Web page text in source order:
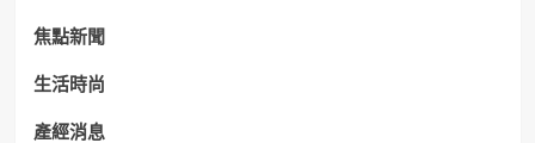
焦點新聞
生活時尚
產經消息